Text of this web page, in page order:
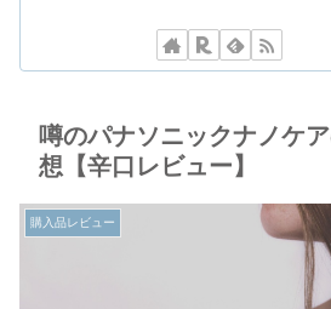
噂のパナソニックナノケ
想【辛口レビュー】
購入品レビュー